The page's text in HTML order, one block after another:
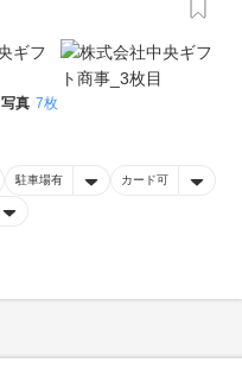
写真 7枚
駐車場有 カード可